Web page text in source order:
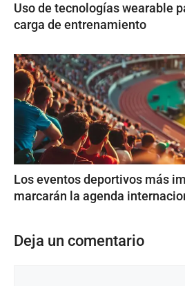
Uso de tecnologías wearable
carga de entrenamiento
Los eventos deportivos más
marcarán la agenda
Deja un comentario